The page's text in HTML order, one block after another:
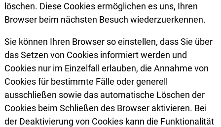
löschen. Diese Cookies ermöglichen es uns, Ihren
Browser beim nächsten Besuch wiederzuerkennen.
Sie können Ihren Browser so einstellen, dass Sie über
das Setzen von Cookies informiert werden und
Cookies nur im Einzelfall erlauben, die Annahme von
Cookies für bestimmte Fälle oder generell
ausschließen sowie das automatische Löschen der
Cookies beim Schließen des Browser aktivieren. Bei
der Deaktivierung von Cookies kann die Funktionalität